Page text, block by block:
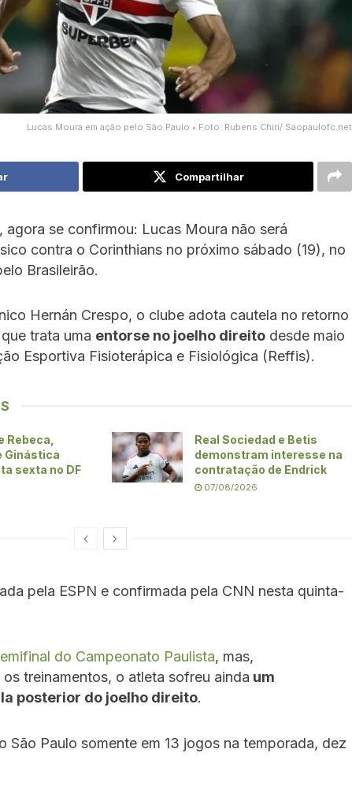
Lucas Moura em ação pelo São Paulo • Foto: Rubens Chiri/ Saopaulofc.net
Compartilhar
agora se confirmou: Lucas Moura não será
contra o Corinthians no próximo sábado (19), no
Brasileirão.
Hernán Crespo, o clube adota cautela no retorno
trata uma entorse no joelho direito desde maio
Esportiva Fisioterápica e Fisiológica (Reffis).
Rebeca,
Ginástica
sexta no DF
Real Sociedad e Betis
demonstram interesse na
contratação de Endrick
07/08/2026
pela ESPN e confirmada pela CNN nesta quinta-
do Campeonato Paulista, mas,
treinamentos, o atleta sofreu ainda um
posterior do joelho direito.
São Paulo somente em 13 jogos na temporada, dez